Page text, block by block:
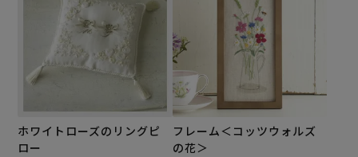
ホワイトローズのリングピ
ロー
フレーム＜コッツウォルズ
の花＞